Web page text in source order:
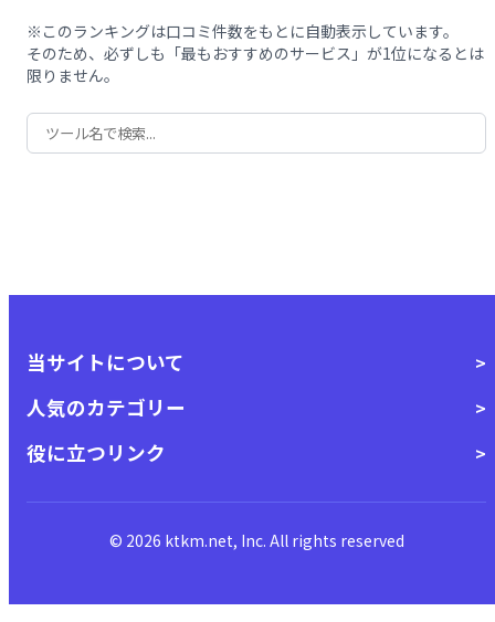
※このランキングは口コミ件数をもとに自動表示しています。
そのため、必ずしも「最もおすすめのサービス」が1位になるとは
限りません。
当サイトについて
人気のカテゴリー
役に立つリンク
© 2026 ktkm.net, Inc. All rights reserved